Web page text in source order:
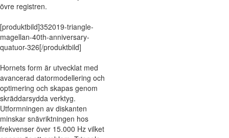
övre registren.
[produktbild]352019-triangle-
magellan-40th-anniversary-
quatuor-326[/produktbild]
Hornets form är utvecklat med
avancerad datormodellering och
optimering och skapas genom
skräddarsydda verktyg.
Utformningen av diskanten
minskar snävriktningen hos
frekvenser över 15.000 Hz vilket